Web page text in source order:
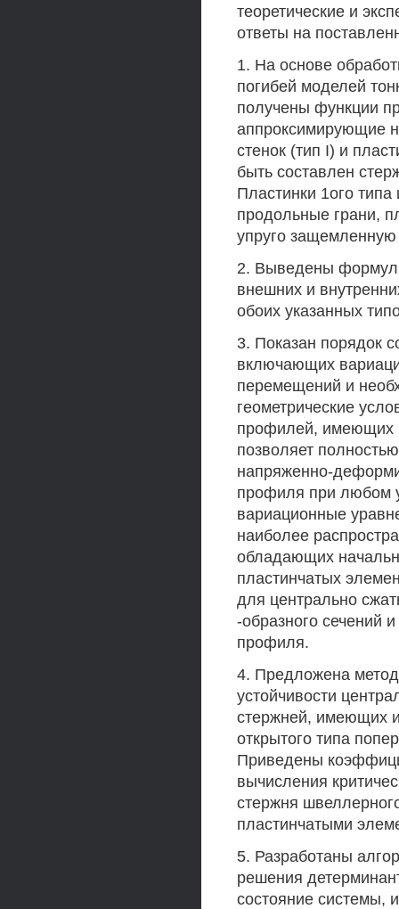
теоретические и
ответы на
1. На основе
погибей моделей
получены функции
аппроксимирующие
стенок (тип I) и
быть составлен
Пластинки 1ого
продольные грани,
упруго
2. Выведены
внешних и
обоих указанных
3. Показан порядок
включающих
перемещений и
геометрические
профилей, имеющих
позволяет
напряженно-
профиля при любом
вариационные
наиболее
обладающих
пластинчатых
для центрально
-образного сечений
профиля.
4. Предложена
устойчивости
стержней, имеющих
открытого типа
Приведены
вычисления
стержня
пластинчатыми
5. Разработаны
решения
состояние системы,